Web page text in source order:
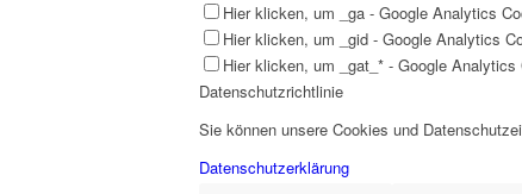
Hier klicken, um _ga - Google Analytics
Hier klicken, um _gid - Google Analytics
Hier klicken, um _gat_* - Google
Datenschutzrichtlinie
Sie können unsere Cookies und
Datenschutzerklärung